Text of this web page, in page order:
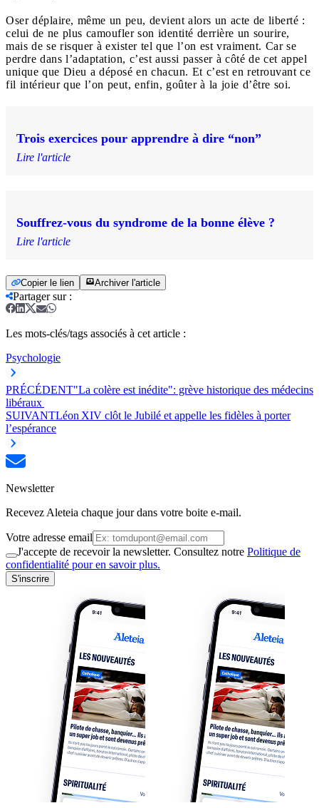
Oser déplaire, même un peu, devient alors un acte de liberté :
celui de ne plus camoufler son identité derrière un sourire,
mais de se risquer à exister tel que l’on est vraiment. Car se
perdre dans l’adaptation, c’est aussi passer à côté de cet appel
unique que Dieu a déposé en chacun. Et c’est en retrouvant ce
fil intérieur que l’on peut, enfin, goûter à la joie d’être soi.
Trois exercices pour apprendre à dire “non”
Lire l'article
Souffrez-vous du syndrome de la bonne élève ?
Lire l'article
Copier le lien Archiver l'article
Partager sur:
Les mots-clés/tags associés à cet article :
Psychologie
PRÉCÉDENT"La colère est inédite": grève historique des médecins
libéraux
SUIVANTLéon XIV clôt le Jubilé et appelle les fidèles à porter
l’espérance
Newsletter
Recevez Aleteia chaque jour dans votre boite e-mail.
Votre adresse email
J'accepte de recevoir la newsletter. Consultez notre Politique de
confidentialité pour en savoir plus.
S'inscrire